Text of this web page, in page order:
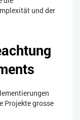
und der
Projekte grosse